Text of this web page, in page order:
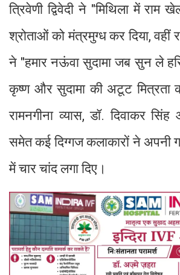
त्रिवेणी द्विवेदी ने "मिथिला में राम
श्रोताओं को मंत्रमुग्ध कर दिया, वहीं
ने "हमार नऊंवा सुदामा जब सुन ले
कृष्ण और सुदामा की अटूट मित्रता
रामनगीना व्यास, डॉ. दिवाकर
समेत कई दिग्गज कलाकारों ने अपनी
में चार चांद लगा दिए।